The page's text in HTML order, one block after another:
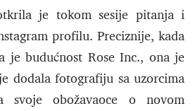
je tokom sesije pitanja i
profilu. Preciznije, kada
je budućnost Rose Inc., ona je
dodala fotografiju sa uzorcima
svoje obožavaoce o novom